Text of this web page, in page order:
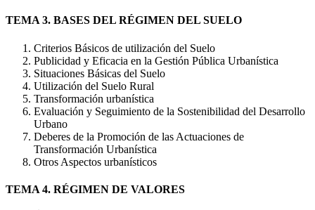
TEMA 3. BASES DEL RÉGIMEN DEL SUELO
Criterios Básicos de utilización del Suelo
Publicidad y Eficacia en la Gestión Pública Urbanística
Situaciones Básicas del Suelo
Utilización del Suelo Rural
Transformación urbanística
Evaluación y Seguimiento de la Sostenibilidad del Desarrollo
Urbano
Deberes de la Promoción de las Actuaciones de
Transformación Urbanística
Otros Aspectos urbanísticos
TEMA 4. RÉGIMEN DE VALORES